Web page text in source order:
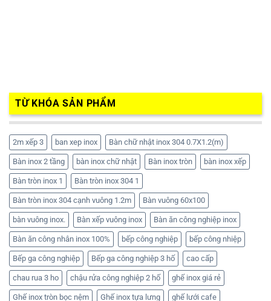
TỪ KHÓA SẢN PHẨM
2m xếp 3 ban xep inox Bàn chữ nhật inox 304 0.7X1.2(m)
Bàn inox 2 tầng bàn inox chữ nhật Bàn inox tròn bàn inox xếp
Bàn tròn inox 1 Bàn tròn inox 304 1
Bàn tròn inox 304 cạnh vuông 1.2m Bàn vuông 60x100
bàn vuông inox. Bàn xếp vuông inox Bàn ăn công nghiệp inox
Bàn ăn công nhân inox 100% bếp công nghiệp bếp công nhiệp
Bếp ga công nghiệp Bếp ga công nghiệp 3 hố cao cấp
chau rua 3 ho chậu rửa công nghiệp 2 hố ghế inox giá rẻ
Ghế inox tròn bọc nệm Ghế inox tựa lưng ghế lưới cafe